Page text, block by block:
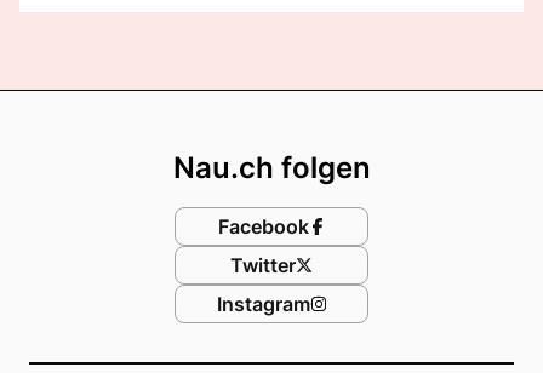
Nau.ch folgen
Facebook
Twitter
Instagram